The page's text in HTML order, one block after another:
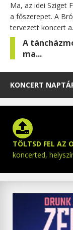
Ma, az idei Sziget
a főszerepet. A
tervezett koncert
A
ma...
KONCERT
TÖLTSD FEL AZ
koncerted,